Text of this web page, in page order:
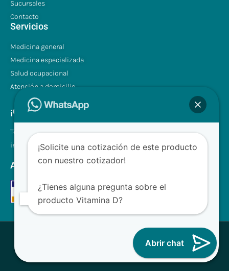
Sucursales
Contacto
Servicios
Medicina general
Medicina especializada
Salud ocupacional
Atención a domicilio
¡Contáctenos!
Tel.: +507 310 0680/81
info@clinilabpanama.com
Aceptamos
® CliniLab - Todos los derechos reservados
Desarrollado con ❤ para Clinilab
¡Solicite una cotización de este producto
con nuestro cotizador!
¿Tienes alguna pregunta sobre el
producto Vitamina D?
Abrir chat